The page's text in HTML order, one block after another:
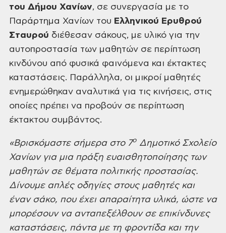
του Δήμου Χανίων, σε συνεργασία με το
Παράρτημα Χανίων του Ελληνικού Ερυθρού
Σταυρού διέθεσαν σάκους, με υλικό για την
αυτοπροστασία των μαθητών σε περίπτωση
κινδύνου από φυσικά φαινόμενα και έκτακτες
καταστάσεις. Παράλληλα, οι μικροί μαθητές
ενημερώθηκαν αναλυτικά για τις κινήσεις, στις
οποίες πρέπει να προβούν σε περίπτωση
έκτακτου συμβάντος.
«Βρισκόμαστεσήμερα στο 7ο Δημοτικό Σχολείο
Χανίων για μια πράξη ευαισθητοποίησηςτων
μαθητών σε θέματα πολιτικής προστασίας.
Δίνουμε απλές οδηγίες στους μαθητέςκαι
έναν σάκο, που έχει απαραίτητα υλικά, ώστε να
μπορέσουν να ανταπεξέλθουν σεεπικίνδυνες
καταστάσεις, πάντα με τη φροντίδα και την